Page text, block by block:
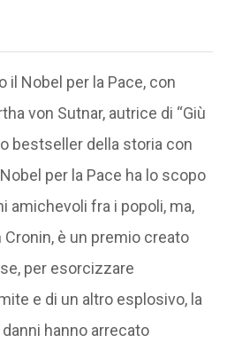
il Nobel per la Pace, con
von Sutnar, autrice di “Giù
bestseller della storia con
per la Pace ha lo scopo
amichevoli fra i popoli, ma,
è un premio creato
per esorcizzare
e di un altro esplosivo, la
hanno arrecato